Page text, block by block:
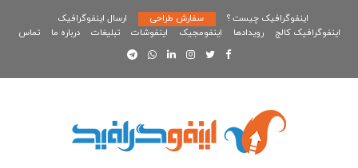
اینفوگرافیک چیست ؟ سفارش طراحی
ارسال اینفوگرافیک
اینفوگرافیک کالج
رویدادها اینفومجیک اینفوشات تبلیغات درباره ما تماس